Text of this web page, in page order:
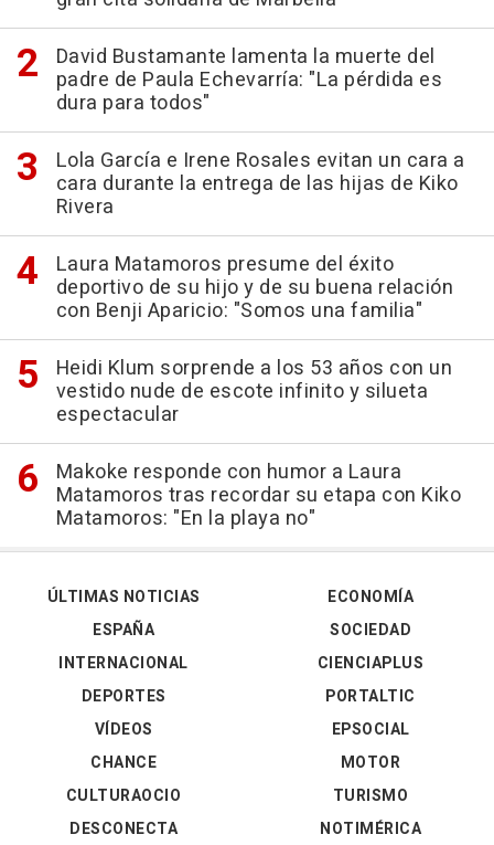
David Bustamante lamenta la muerte del
padre de Paula Echevarría: "La pérdida es
dura para todos"
Lola García e Irene Rosales evitan un cara a
cara durante la entrega de las hijas de Kiko
Rivera
Laura Matamoros presume del éxito
deportivo de su hijo y de su buena relación
con Benji Aparicio: "Somos una familia"
Heidi Klum sorprende a los 53 años con un
vestido nude de escote infinito y silueta
espectacular
Makoke responde con humor a Laura
Matamoros tras recordar su etapa con Kiko
Matamoros: "En la playa no"
ÚLTIMAS NOTICIAS
ESPAÑA
INTERNACIONAL
DEPORTES
VÍDEOS
ECONOMÍA
SOCIEDAD
CIENCIAPLUS
PORTALTIC
EPSOCIAL
CHANCE
CULTURAOCIO
DESCONECTA
MOTOR
TURISMO
NOTIMÉRICA